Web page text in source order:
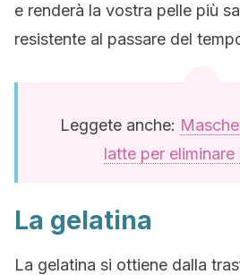
e renderà la vostra pelle più
resistente al passare del
Leggete anche:
latte per eliminare
La gelatina
La gelatina si ottiene dalla